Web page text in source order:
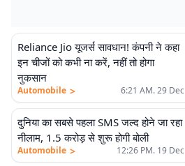
Reliance Jio यूजर्स सावधान! कंपनी ने कहा
इन चीजों को कभी ना करें, नहीं तो होगा
नुकसान
Automobile > 6:21 AM. 29 Dec
दुनिया का सबसे पहला SMS जल्द होने जा रहा
नीलाम, 1.5 करोड़ से शुरू होगी बोली
Automobile > 12:26 PM. 19 Dec